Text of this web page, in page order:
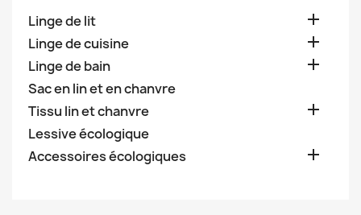
Linge de lit 
Linge de cuisine 
Linge de bain 
Sac en lin et en chanvre
Tissu lin et chanvre

Lessive écologique
Accessoires écologiques
